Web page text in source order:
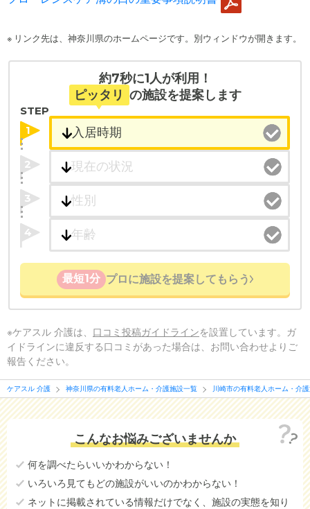
※ リンク先は、神奈川県のホームページです。別ウィンドウが開きます。
約7秒に1人が利用！
ピッタリ の施設を提案します
STEP
1
2
3
4
最短1分 プロに施設を提案してもらう
※ケアスル 介護は、 口コミ投稿ガイドラインを設置しています。ガ
イドラインに違反する口コミがあった場合は、お問い合わせよりご
報告ください。
ケアスル 介護 神奈川県の有料老人ホーム・介護施設一覧 川崎市の有料老人ホーム・介
こんなお悩みございませんか
何を調べたらいいかわからない！
いろいろ見てもどの施設がいいのかわからない！
ネットに掲載されている情報だけでなく、施設の実態を知り